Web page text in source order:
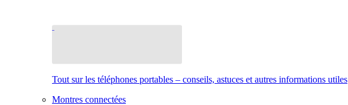
Tout sur les téléphones portables – conseils, astuces et autres informations utiles
Montres connectées